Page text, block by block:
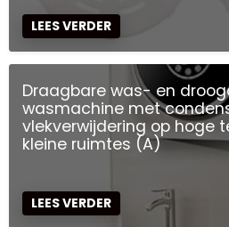
LEES VERDER
Draagbare was- en
wasmachine met
vlekverwijdering op hoge
kleine ruimtes (A)
LEES VERDER